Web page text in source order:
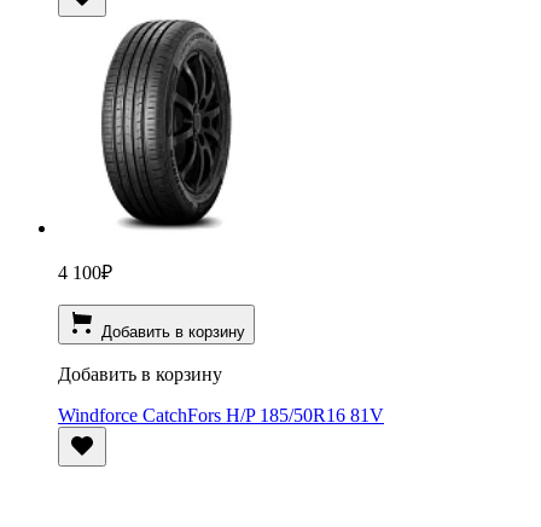
4 100₽
Добавить в корзину
Добавить в корзину
Windforce CatchFors H/P 185/50R16 81V